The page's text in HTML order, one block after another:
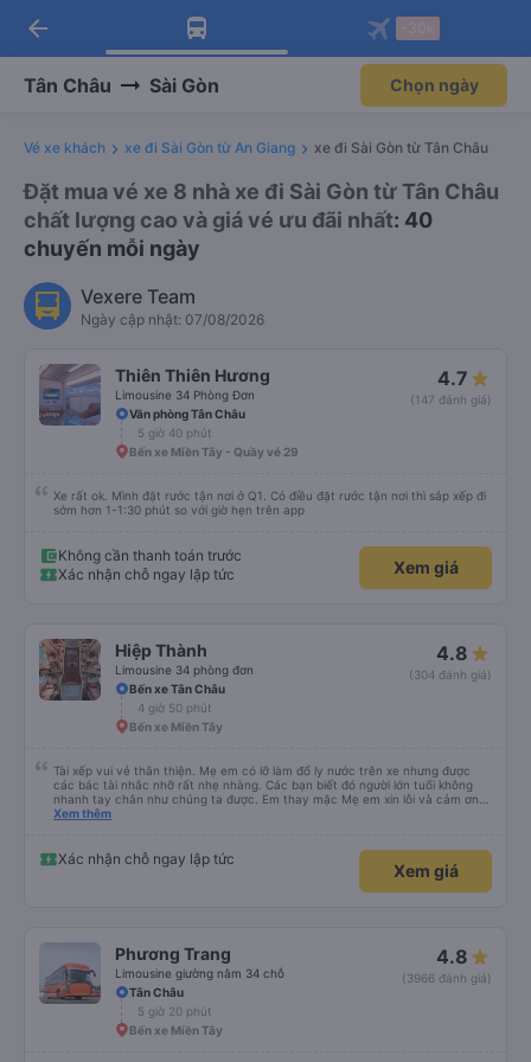
Tải app Vexere ngay!
Nhận ưu đãi thành viên độc
Mở app
Tải app Vexere
-30k/ghế khi đặt vé máy bay qua
Mở app
arrow_back
Tân Châu Sài Gòn Chọn ngày
Vé xe khách xe đi Sài Gòn từ An Giang xe đi Sài Gòn từ Tân Châu
Đặt mua vé xe 8 nhà xe đi Sài Gòn từ Tân Châu
chất lượng cao và giá vé ưu đãi nhất: 40
chuyến mỗi ngày
Vexere Team
Ngày cập nhật: 07/08/2026
Thiên Thiên Hương
Limousine 34 Phòng Đơn
4.7
(147 đánh giá)
Văn phòng Tân Châu
5 giờ 40 phút
Bến xe Miền Tây - Quầy vé 29
Xe rất ok. Mình đặt rước tận nơi ở Q1. Có điều đặt rước tận nơi thì sắp xếp đi
sớm hơn 1-1:30 phút so với giờ hẹn trên app
Không cần thanh toán trước
Xác nhận chỗ ngay lập tức
Xem giá
Hiệp Thành
Limousine 34 phòng đơn
4.8
(304 đánh giá)
Bến xe Tân Châu
4 giờ 50 phút
Bến xe Miền Tây
Tài xếp vui vẻ thân thiện. Mẹ em có lỡ làm đổ ly nước trên xe nhưng được
các bác tài nhắc nhỡ rất nhẹ nhàng. Các bạn biết đó người lớn tuổi không
nhanh tay chân như chúng ta được. Em thay mặc Mẹ em xin lỗi và cảm ơn
các bác tài xe Hiệp Thành rất nhiều ạ.
Xem thêm
Xác nhận chỗ ngay lập tức
Xem giá
Phương Trang
Limousine giường nằm 34 chỗ
4.8
(3966 đánh giá)
Tân Châu
5 giờ 20 phút
Bến xe Miền Tây